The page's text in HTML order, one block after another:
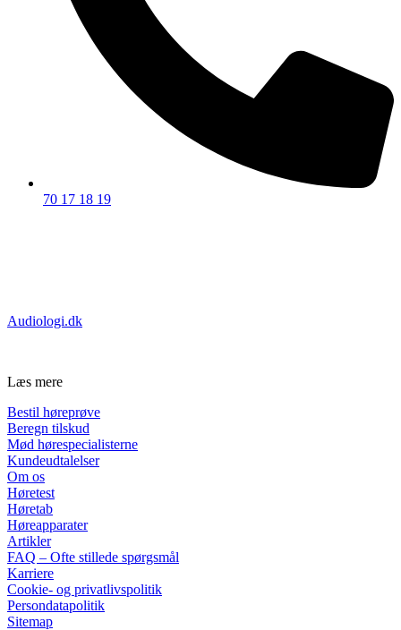
70 17 18 19
Audiologi.dk
Læs mere
Bestil høreprøve
Beregn tilskud
Mød hørespecialisterne
Kundeudtalelser
Om os
Høretest
Høretab
Høreapparater
Artikler
FAQ – Ofte stillede spørgsmål
Karriere
Cookie- og privatlivspolitik
Persondatapolitik
Sitemap